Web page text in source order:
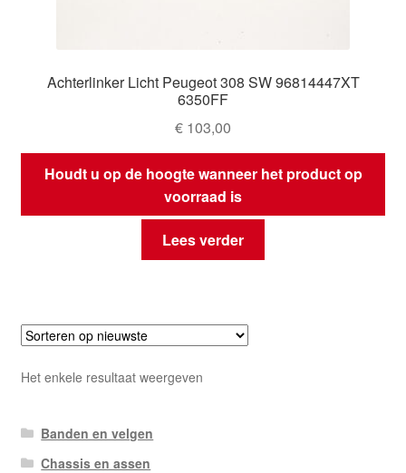
Achterlinker Licht Peugeot 308 SW 96814447XT
6350FF
€ 103,00
Houdt u op de hoogte wanneer het product op
voorraad is
Lees verder
Het enkele resultaat weergeven
Banden en velgen
Chassis en assen